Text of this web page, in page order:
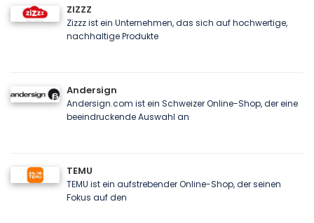
ZIZZZ
Zizzz ist ein Unternehmen, das sich auf hochwertige,
nachhaltige Produkte
Andersign
Andersign.com ist ein Schweizer Online-Shop, der eine
beeindruckende Auswahl an
TEMU
TEMU ist ein aufstrebender Online-Shop, der seinen
Fokus auf den